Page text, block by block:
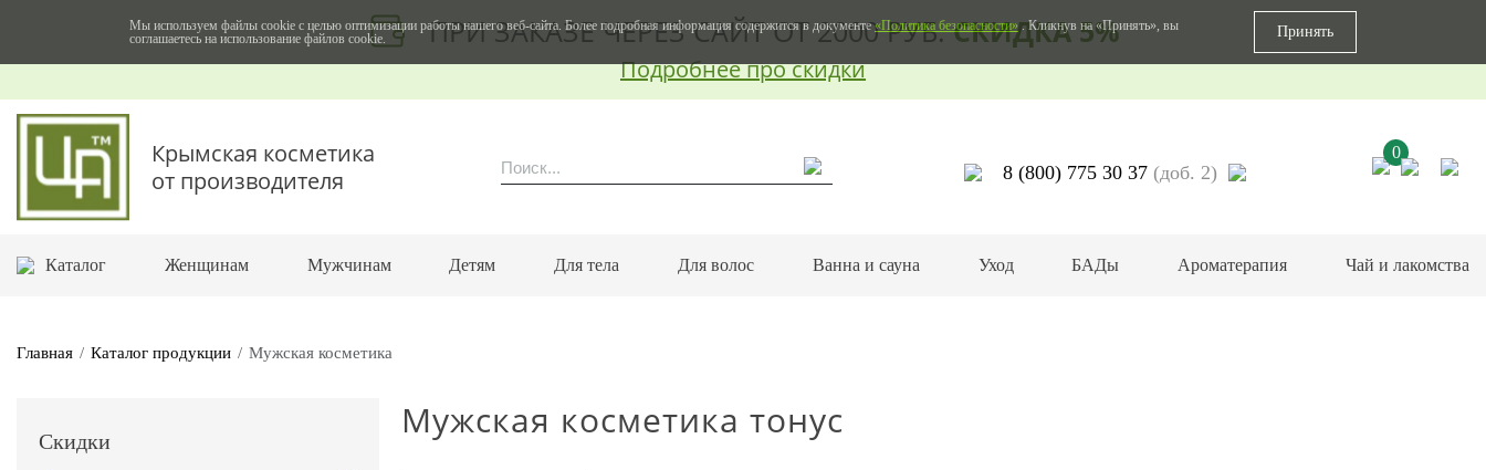
ПРИ ЗАКАЗЕ ЧЕРЕЗ САЙТ ОТ 2000 РУБ.СКИДКА 5%
Подробнее про скидки
Крымская косметика
от производителя
8 (800) 775 30 37 (доб. 2)
0
Каталог Женщинам Мужчинам Детям Для тела Для волос Ванна и сауна Уход БАДы Ароматерапия Чай и лакомства
Главная Каталог продукции Мужская косметика
Скидки
Мужская косметика тонус
Мы используем файлы cookie с целью оптимизации работы нашего веб-сайта. Более подробная информация содержится в документе«Политика безопасности». Кликнув на «Принять», вы
соглашаетесь на использование файлов cookie.
Принять